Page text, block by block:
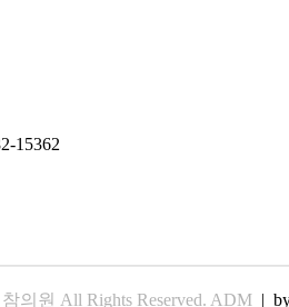
15362
의원 All Rights Reserved. ADM |